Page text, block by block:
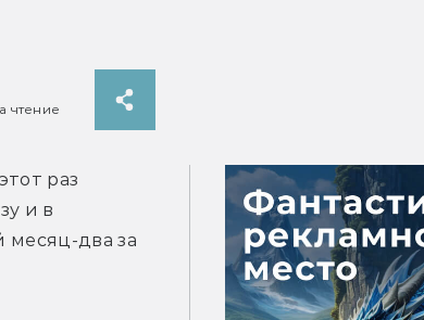
чтение
раз
и в
месяц-два за